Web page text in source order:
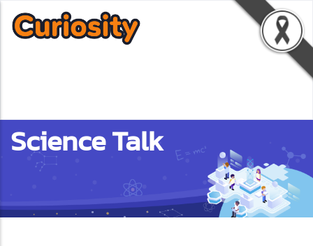
Science Talk